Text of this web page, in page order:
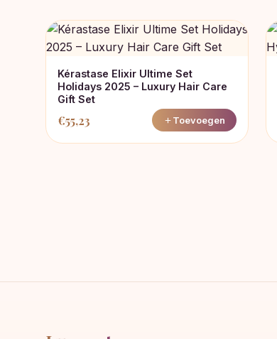
Kérastase Elixir Ultime Set
Holidays 2025 – Luxury Hair Care
Gift Set
€55,23 Toevoegen